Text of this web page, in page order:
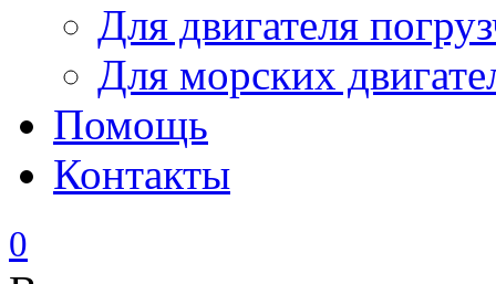
Для двигателя
Для морских
Помощь
Контакты
0